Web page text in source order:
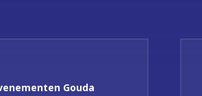
Gouda